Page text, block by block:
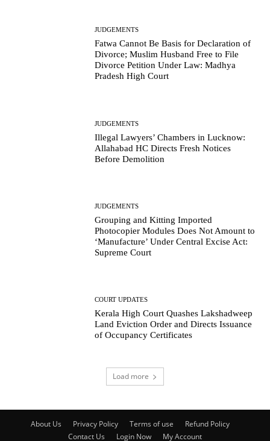
JUDGEMENTS
Fatwa Cannot Be Basis for Declaration of
Divorce; Muslim Husband Free to File
Divorce Petition Under Law: Madhya
Pradesh High Court
JUDGEMENTS
Illegal Lawyers’ Chambers in Lucknow:
Allahabad HC Directs Fresh Notices
Before Demolition
JUDGEMENTS
Grouping and Kitting Imported
Photocopier Modules Does Not Amount to
‘Manufacture’ Under Central Excise Act:
Supreme Court
COURT UPDATES
Kerala High Court Quashes Lakshadweep
Land Eviction Order and Directs Issuance
of Occupancy Certificates
Load more
About Us Privacy Policy Terms of use
Refund Policy
Contact Us
Login Now My Account